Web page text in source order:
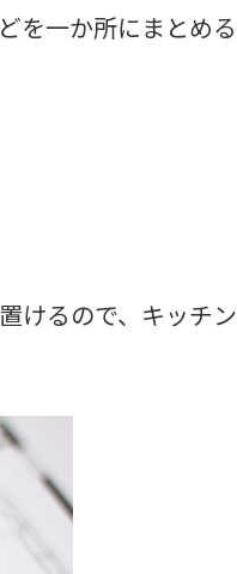
を一か所にまとめる
けるので、キッチン